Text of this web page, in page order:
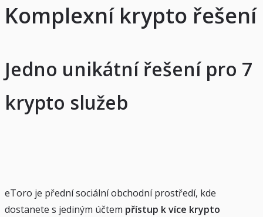
Komplexní krypto řešení
Jedno unikátní řešení pro 7
krypto služeb
eToro je přední sociální obchodní prostředí, kde
dostanete s jediným účtem přístup k více krypto